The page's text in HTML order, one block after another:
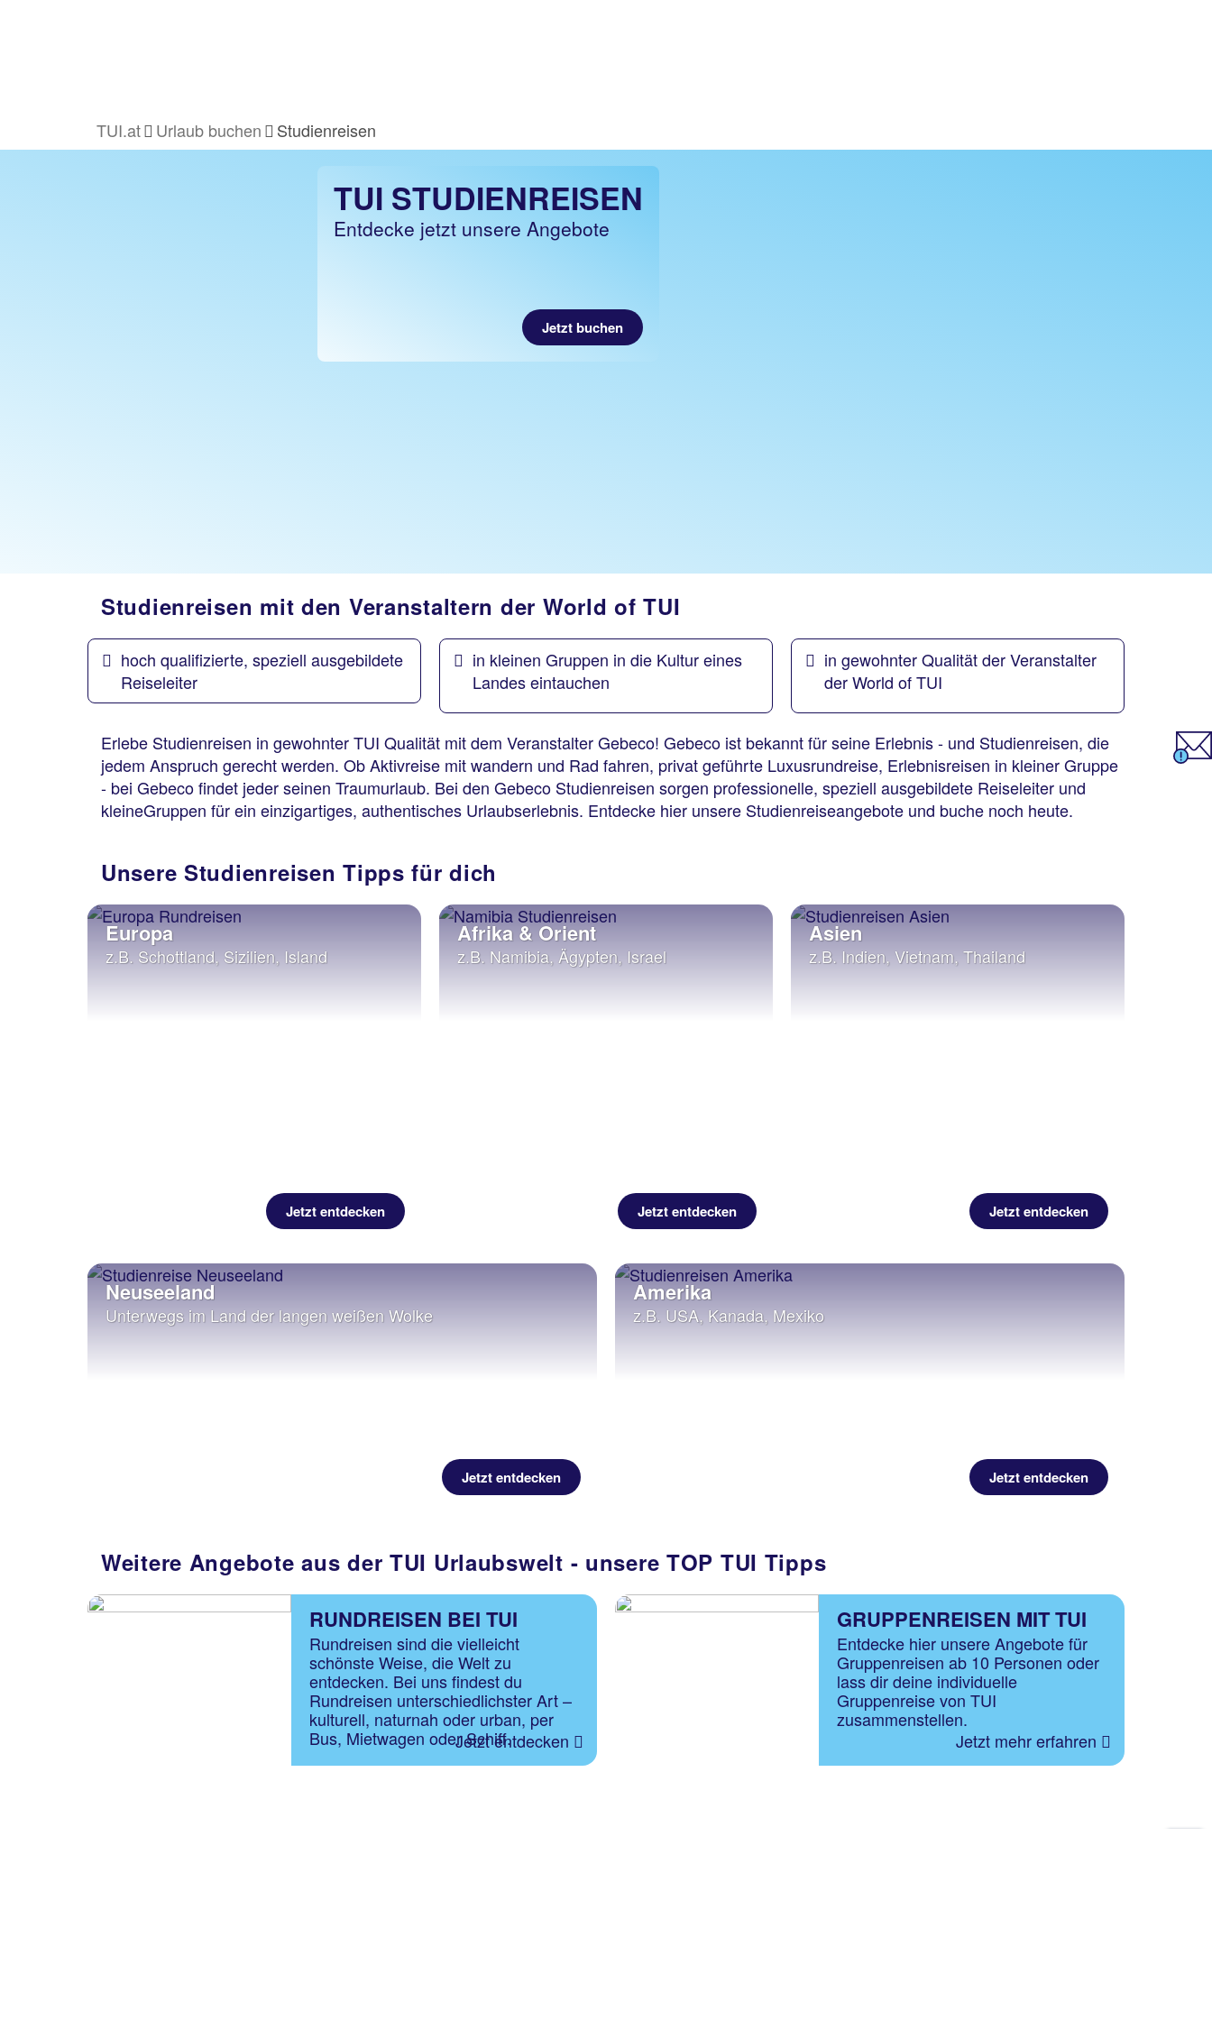
TUI.at Urlaub buchen Studienreisen
TUI STUDIENREISEN
Entdecke jetzt unsere Angebote
Jetzt buchen
Studienreisen mit den Veranstaltern der World of TUI
hoch qualifizierte, speziell ausgebildete
Reiseleiter
in kleinen Gruppen in die Kultur eines
Landes eintauchen
in gewohnter Qualität der Veranstalter
der World of TUI
Erlebe Studienreisen in gewohnter TUI Qualität mit dem Veranstalter Gebeco! Gebeco ist bekannt für seine Erlebnis - und Studienreisen, die
jedem Anspruch gerecht werden. Ob Aktivreise mit wandern und Rad fahren, privat geführte Luxusrundreise, Erlebnisreisen in kleiner Gruppe
- bei Gebeco findet jeder seinen Traumurlaub. Bei den Gebeco Studienreisen sorgen professionelle, speziell ausgebildete Reiseleiter und
kleineGruppen für ein einzigartiges, authentisches Urlaubserlebnis. Entdecke hier unsere Studienreiseangebote und buche noch heute.
Unsere Studienreisen Tipps für dich
Europa
z.B. Schottland, Sizilien, Island
Jetzt entdecken
Afrika & Orient
z.B. Namibia, Ägypten, Israel
Jetzt entdecken
Asien
z.B. Indien, Vietnam, Thailand
Jetzt entdecken
Neuseeland
Unterwegs im Land der langen weißen Wolke
Jetzt entdecken
Amerika
z.B. USA, Kanada, Mexiko
Jetzt entdecken
Weitere Angebote aus der TUI Urlaubswelt - unsere TOP TUI Tipps
RUNDREISEN BEI TUI
Rundreisen sind die vielleicht
schönste Weise, die Welt zu
entdecken. Bei uns findest du
Rundreisen unterschiedlichster Art –
kulturell, naturnah oder urban, per
Bus, Mietwagen oder Schiff.
Jetzt entdecken
GRUPPENREISEN MIT TUI
Entdecke hier unsere Angebote für
Gruppenreisen ab 10 Personen oder
lass dir deine individuelle
Gruppenreise von TUI
zusammenstellen.
Jetzt mehr erfahren